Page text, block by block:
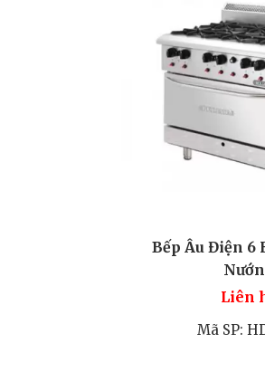
Bếp Âu Điện 6
Liên
Mã SP: